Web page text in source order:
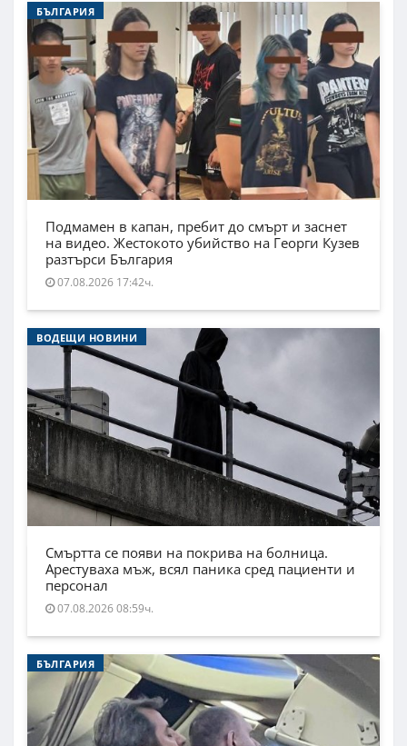
БЪЛГАРИЯ
Подмамен в капан, пребит до смърт и заснет
на видео. Жестокото убийство на Георги Кузев
разтърси България
07.08.2026 17:42ч.
ВОДЕЩИ НОВИНИ
Смъртта се появи на покрива на болница.
Арестуваха мъж, всял паника сред пациенти и
персонал
07.08.2026 08:59ч.
БЪЛГАРИЯ